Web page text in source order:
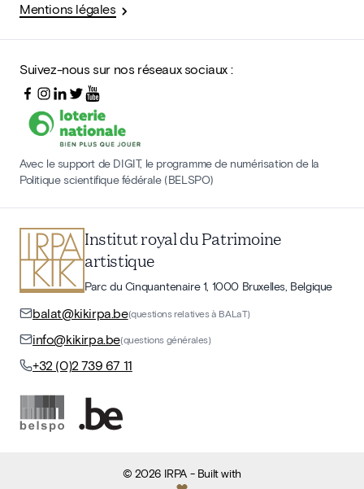
Mentions légales
Suivez-nous sur nos réseaux sociaux :
Avec le support de DIGIT, le programme de numérisation de la
Politique scientifique fédérale (BELSPO)
Institut royal du Patrimoine
artistique
Parc du Cinquantenaire 1, 1000 Bruxelles, Belgique
balat@kikirpa.be(questions relatives à BALaT)
info@kikirpa.be(questions générales)
+32 (0)2 739 67 11
©2026 IRPA- Built with